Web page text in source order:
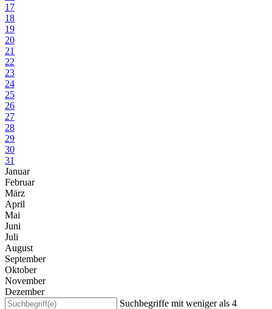
17
18
19
20
21
22
23
24
25
26
27
28
29
30
31
Januar
Februar
März
April
Mai
Juni
Juli
August
September
Oktober
November
Dezember
Suchbegriffe mit weniger als 4